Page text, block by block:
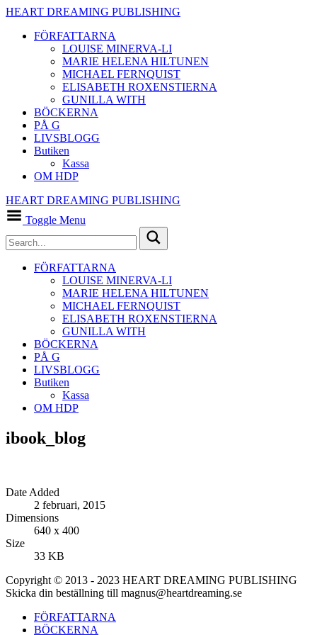
HEART DREAMING PUBLISHING
FÖRFATTARNA
LOUISE MINERVA-LI
MARIE HELENA HILTUNEN
MICHAEL FERNQUIST
ELISABETH ROXENSTIERNA
GUNILLA WITH
BÖCKERNA
PÅ G
LIVSBLOGG
Butiken
Kassa
OM HDP
HEART DREAMING PUBLISHING
Toggle Menu
FÖRFATTARNA
LOUISE MINERVA-LI
MARIE HELENA HILTUNEN
MICHAEL FERNQUIST
ELISABETH ROXENSTIERNA
GUNILLA WITH
BÖCKERNA
PÅ G
LIVSBLOGG
Butiken
Kassa
OM HDP
ibook_blog
Date Added
2 februari, 2015
Dimensions
640 x 400
Size
33 KB
Copyright © 2013 - 2023 HEART DREAMING PUBLISHING
Skicka din beställning till magnus@heartdreaming.se
FÖRFATTARNA
BÖCKERNA